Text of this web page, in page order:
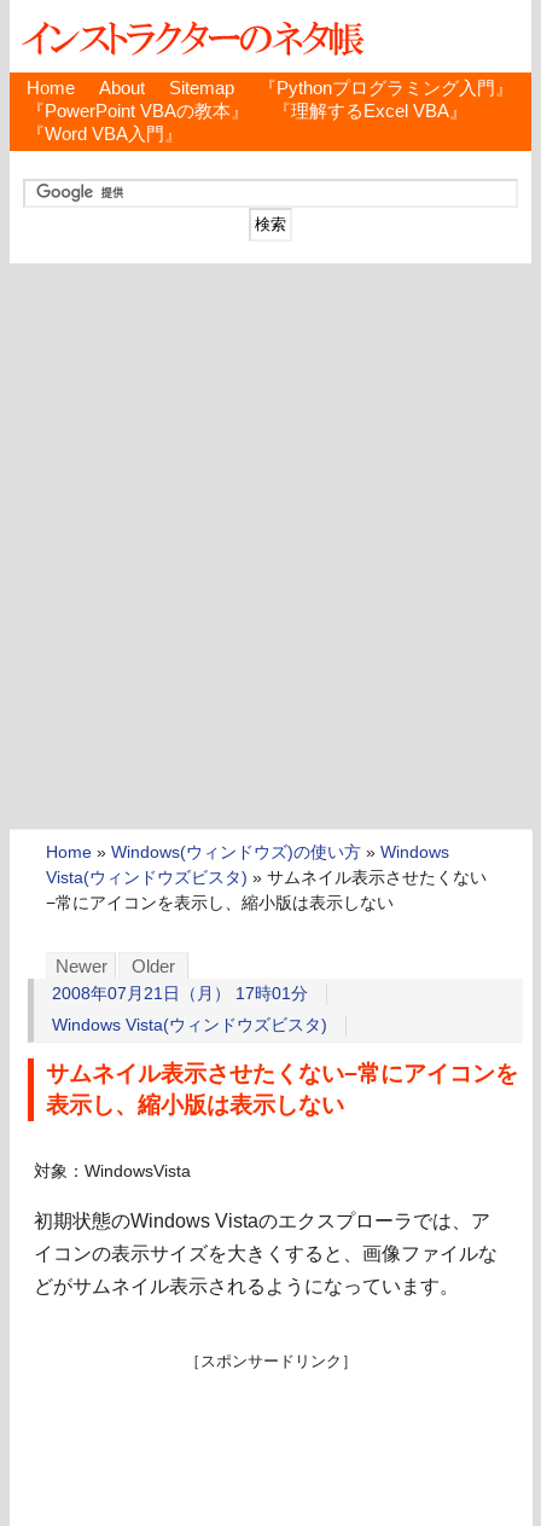
Home About Sitemap
『Pythonプログラミング入門』
『PowerPoint VBAの教本』
『理解するExcel VBA』
『Word VBA入門』
Home » Windows(ウィンドウズ)の使い方 » Windows
Vista(ウィンドウズビスタ) » サムネイル表示させたくない
−常にアイコンを表示し、縮小版は表示しない
Newer Older
2008年07月21日（月） 17時01分
Windows Vista(ウィンドウズビスタ)
サムネイル表示させたくない−常にアイコンを
表示し、縮小版は表示しない
対象：WindowsVista
初期状態のWindows Vistaのエクスプローラでは、ア
イコンの表示サイズを大きくすると、画像ファイルな
どがサムネイル表示されるようになっています。
［スポンサードリンク］